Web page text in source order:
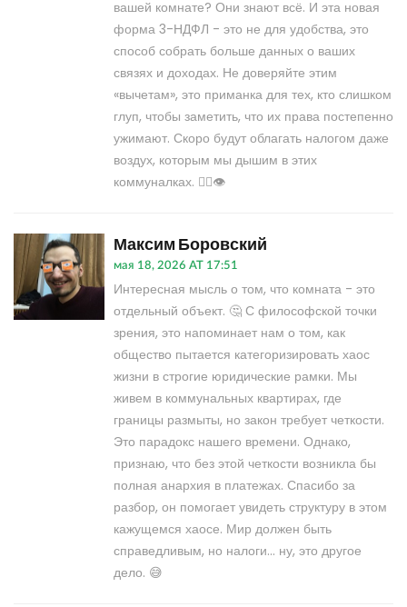
вашей комнате? Они знают всё. И эта новая
форма 3-НДФЛ - это не для удобства, это
способ собрать больше данных о ваших
связях и доходах. Не доверяйте этим
«вычетам», это приманка для тех, кто слишком
глуп, чтобы заметить, что их права постепенно
ужимают. Скоро будут облагать налогом даже
воздух, которым мы дышим в этих
коммуналках. 🕵️‍♀️👁️
Максим Боровский
мая 18, 2026 AT 17:51
Интересная мысль о том, что комната - это
отдельный объект. 🤔 С философской точки
зрения, это напоминает нам о том, как
общество пытается категоризировать хаос
жизни в строгие юридические рамки. Мы
живем в коммунальных квартирах, где
границы размыты, но закон требует четкости.
Это парадокс нашего времени. Однако,
признаю, что без этой четкости возникла бы
полная анархия в платежах. Спасибо за
разбор, он помогает увидеть структуру в этом
кажущемся хаосе. Мир должен быть
справедливым, но налоги... ну, это другое
дело. 😅